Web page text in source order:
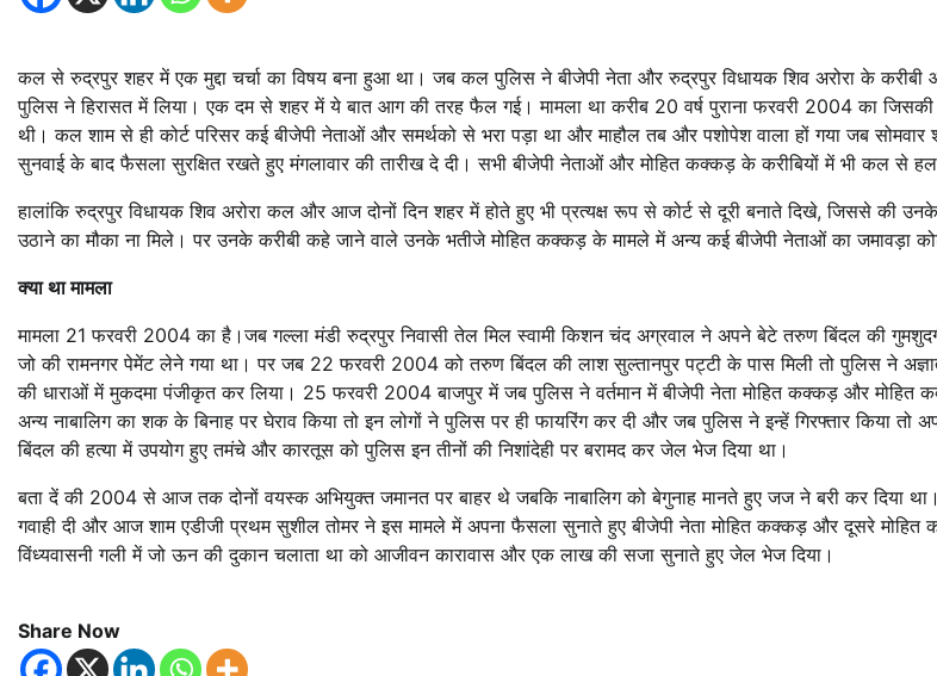
कल से रुद्रपुर शहर में एक मुद्दा चर्चा का विषय बना हुआ था। जब कल पुलिस ने बीजेपी नेता और रुद्रपुर विधायक शिव अरोरा के
पुलिस ने हिरासत में लिया। एक दम से शहर में ये बात आग की तरह फैल गई। मामला था करीब 20 वर्ष पुराना फरवरी 2004 का जिसकी
थी। कल शाम से ही कोर्ट परिसर कई बीजेपी नेताओं और समर्थको से भरा पड़ा था और माहौल तब और पशोपेश वाला हों गया जब
सुनवाई के बाद फैसला सुरक्षित रखते हुए मंगलावार की तारीख दे दी। सभी बीजेपी नेताओं और मोहित कक्कड़ के करीबियों में भी कल से
हालांकि रुद्रपुर विधायक शिव अरोरा कल और आज दोनों दिन शहर में होते हुए भी प्रत्यक्ष रूप से कोर्ट से दूरी बनाते दिखे, जिससे की उनके
उठाने का मौका ना मिले। पर उनके करीबी कहे जाने वाले उनके भतीजे मोहित कक्कड़ के मामले में अन्य कई बीजेपी नेताओं का जमावड़ा
क्या था मामला
मामला 21 फरवरी 2004 का है।जब गल्ला मंडी रुद्रपुर निवासी तेल मिल स्वामी किशन चंद अग्रवाल ने अपने बेटे तरुण बिंदल की गुमशुदगी
जो की रामनगर पेमेंट लेने गया था। पर जब 22 फरवरी 2004 को तरुण बिंदल की लाश सुल्तानपुर पट्टी के पास मिली तो पुलिस ने
की धाराओं में मुकदमा पंजीकृत कर लिया। 25 फरवरी 2004 बाजपुर में जब पुलिस ने वर्तमान में बीजेपी नेता मोहित कक्कड़ और मोहित
अन्य नाबालिग का शक के बिनाह पर घेराव किया तो इन लोगों ने पुलिस पर ही फायरिंग कर दी और जब पुलिस ने इन्हें गिरफ्तार किया तो
बिंदल की हत्या में उपयोग हुए तमंचे और कारतूस को पुलिस इन तीनों की निशांदेही पर बरामद कर जेल भेज दिया था।
बता दें की 2004 से आज तक दोनों वयस्क अभियुक्त जमानत पर बाहर थे जबकि नाबालिग को बेगुनाह मानते हुए जज ने बरी कर दिया
गवाही दी और आज शाम एडीजी प्रथम सुशील तोमर ने इस मामले में अपना फैसला सुनाते हुए बीजेपी नेता मोहित कक्कड़ और दूसरे मोहित
विंध्यवासनी गली में जो ऊन की दुकान चलाता था को आजीवन कारावास और एक लाख की सजा सुनाते हुए जेल भेज दिया।
Share Now